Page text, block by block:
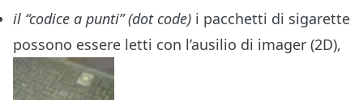
il “codice a punti” (dot code) i pacchetti di sigarette
possono essere letti con l’ausilio di imager (2D),